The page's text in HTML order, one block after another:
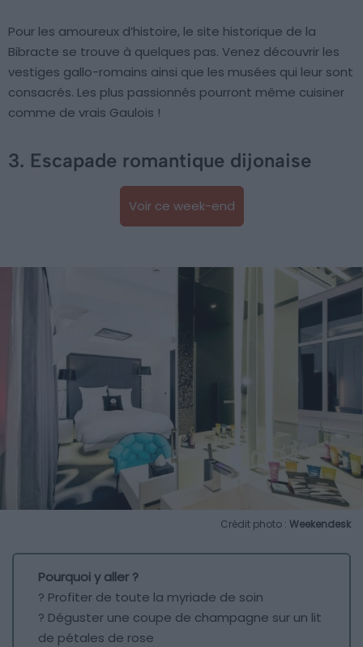
Pour les amoureux d’histoire, le site historique de la
Bibracte se trouve à quelques pas. Venez découvrir les
vestiges gallo-romains ainsi que les musées qui leur sont
consacrés. Les plus passionnés pourront même cuisiner
comme de vrais Gaulois !
3. Escapade romantique dijonaise
Voir ce week-end
Crédit photo : Weekendesk
Pourquoi y aller ?
? Profiter de toute la myriade de soin
? Déguster une coupe de champagne sur un lit
de pétales de rose